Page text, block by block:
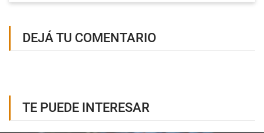
DEJÁ TU COMENTARIO
TE PUEDE INTERESAR